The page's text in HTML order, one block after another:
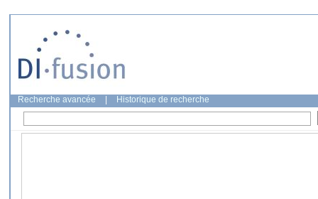
Recherche avancée Historique de recherche